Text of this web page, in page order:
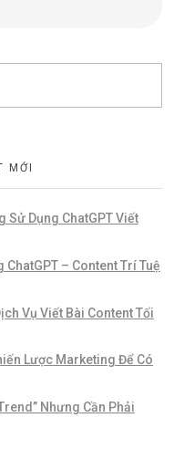
MỚI
Sử Dụng ChatGPT Viết
ChatGPT – Content Trí Tuệ
Vụ Viết Bài Content Tối
Lược Marketing Để Có
Nhưng Cần Phải